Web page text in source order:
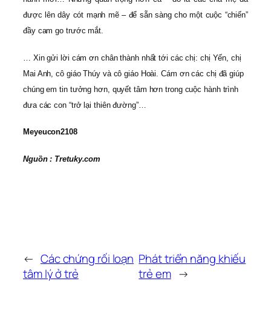
được lên dây cót mạnh mẽ – để sẵn sàng cho một cuộc “chiến”
đầy cam go trước mắt.
… Xin gửi lời cám ơn chân thành nhất tới các chị: chị Yến, chị
Mai Anh, cô giáo Thúy và cô giáo Hoài. Cám ơn các chị đã giúp
chúng em tin tưởng hơn, quyết tâm hơn trong cuộc hành trình
đưa các con “trở lại thiên đường”…
Meyeucon2108
Nguồn : Tretuky.com
← Các chứng rối loạn
tâm lý ở trẻ
Phát triển năng khiếu
trẻ em →